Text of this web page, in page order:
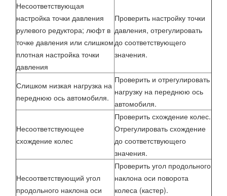
Несоответствующая
настройка точки давления
рулевого редуктора; люфт в
точке давления или слишком
плотная настройка точки
давления
Проверить настройку точки
давления, отрегулировать
до соответствующего
значения.
Слишком низкая нагрузка на
переднюю ось автомобиля.
Проверить и отрегулировать
нагрузку на переднюю ось
автомобиля.
Несоответствующее
схождение колес
Проверить схождение колес.
Отрегулировать схождение
до соответствующего
значения.
Несоответствующий угол
продольного наклона оси
Проверить угол продольного
наклона оси поворота
колеса (кастер).